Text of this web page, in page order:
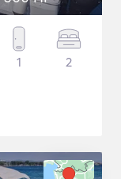
1 2